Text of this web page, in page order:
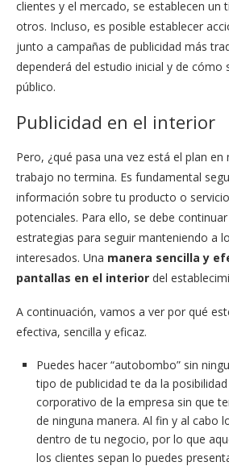
clientes y el mercado, se establecen un
otros. Incluso, es posible establecer
junto a campañas de publicidad más
dependerá del estudio inicial y de cómo
público.
Publicidad en el interior
Pero, ¿qué pasa una vez está el plan en
trabajo no termina. Es fundamental
información sobre tu producto o
potenciales. Para ello, se debe
estrategias para seguir manteniendo a
interesados. Una manera sencilla y
pantallas en el interior del
A continuación, vamos a ver por qué
efectiva, sencilla y eficaz.
Puedes hacer “autobombo” sin
tipo de publicidad te da la
corporativo de la empresa sin que
de ninguna manera. Al fin y al cabo
dentro de tu negocio, por lo que
los clientes sepan lo puedes